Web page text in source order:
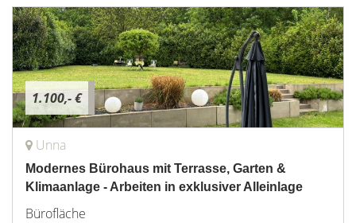
1.100,- €
Unna
Modernes Bürohaus mit Terrasse, Garten &
Klimaanlage - Arbeiten in exklusiver Alleinlage
Bürofläche